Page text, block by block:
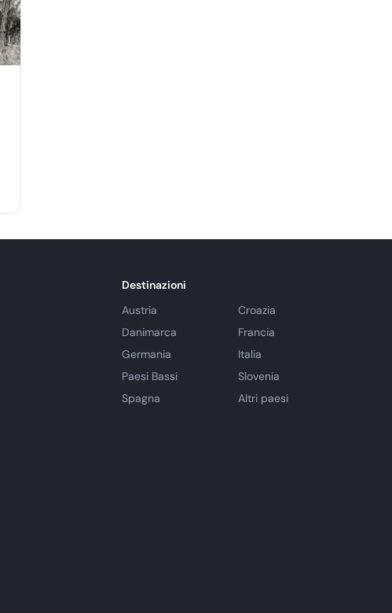
Destinazioni
Austria
Croazia
Danimarca
Francia
Germania
Italia
Paesi Bassi
Slovenia
Spagna
Altri paesi